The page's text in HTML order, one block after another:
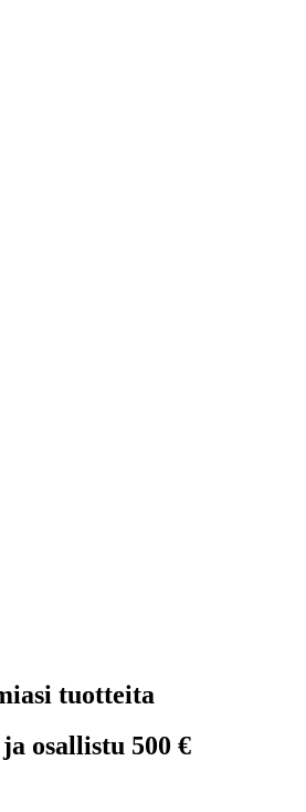
tuotteita
osallistu 500 €